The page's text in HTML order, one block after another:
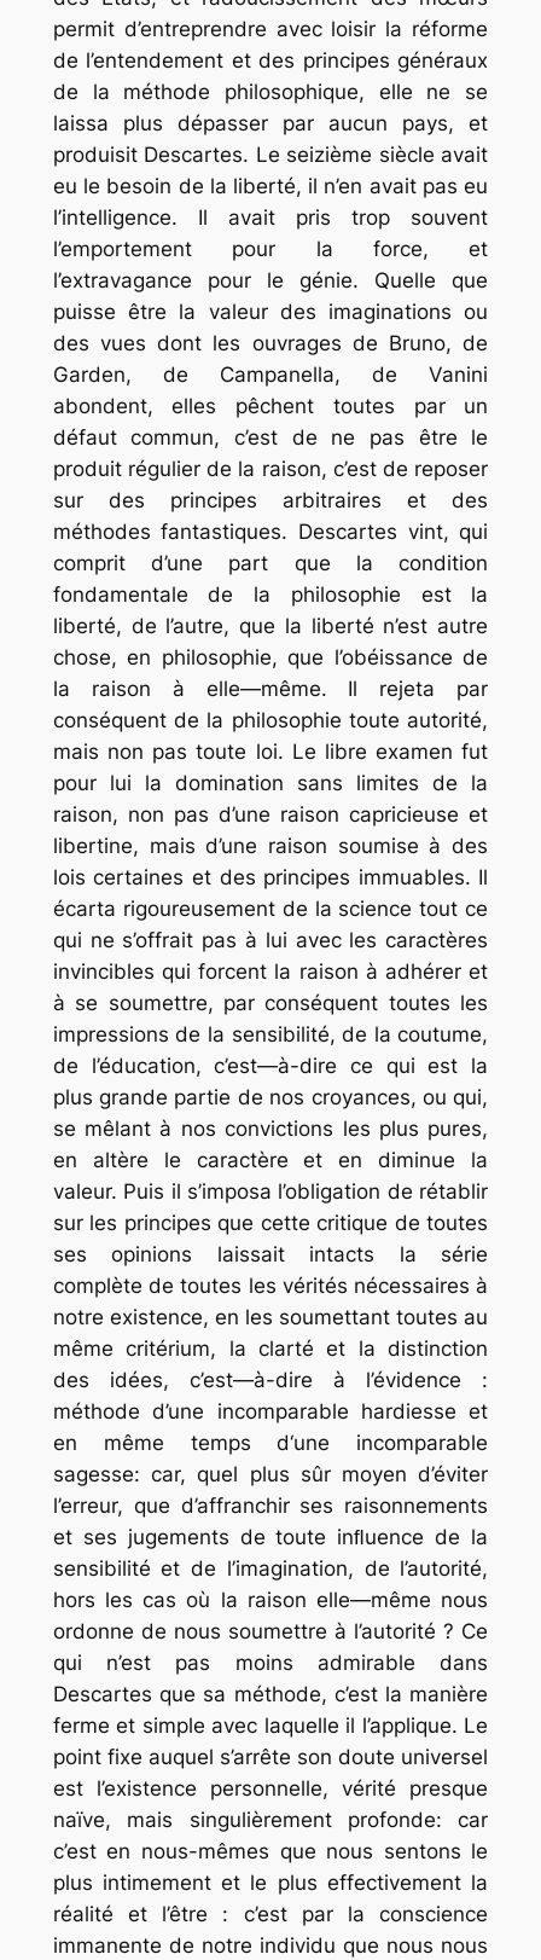
permit d’entreprendre avec loisir la réforme
de l’entendement et des principes généraux
de la méthode philosophique, elle ne se
laissa plus dépasser par aucun pays, et
produisit Descartes. Le seizième siècle avait
eu le besoin de la liberté, il n’en avait pas eu
l’intelligence. Il avait pris trop souvent
l’emportement pour la force, et
l’extravagance pour le génie. Quelle que
puisse être la valeur des imaginations ou
des vues dont les ouvrages de Bruno, de
Garden, de Campanella, de Vanini
abondent, elles pêchent toutes par un
défaut commun, c’est de ne pas être le
produit régulier de la raison, c’est de reposer
sur des principes arbitraires et des
méthodes fantastiques. Descartes vint, qui
comprit d’une part que la condition
fondamentale de la philosophie est la
liberté, de l’autre, que la liberté n’est autre
chose, en philosophie, que l’obéissance de
la raison à elle—même. Il rejeta par
conséquent de la philosophie toute autorité,
mais non pas toute loi. Le libre examen fut
pour lui la domination sans limites de la
raison, non pas d’une raison capricieuse et
libertine, mais d’une raison soumise à des
lois certaines et des principes immuables. Il
écarta rigoureusement de la science tout ce
qui ne s’offrait pas à lui avec les caractères
invincibles qui forcent la raison à adhérer et
à se soumettre, par conséquent toutes les
impressions de la sensibilité, de la coutume,
de l’éducation, c’est—à-dire ce qui est la
plus grande partie de nos croyances, ou qui,
se mêlant à nos convictions les plus pures,
en altère le caractère et en diminue la
valeur. Puis il s’imposa l’obligation de rétablir
sur les principes que cette critique de toutes
ses opinions laissait intacts la série
complète de toutes les vérités nécessaires à
notre existence, en les soumettant toutes au
même critérium, la clarté et la distinction
des idées, c’est—à-dire à l’évidence :
méthode d’une incomparable hardiesse et
en même temps d‘une incomparable
sagesse: car, quel plus sûr moyen d’éviter
l’erreur, que d’affranchir ses raisonnements
et ses jugements de toute inﬂuence de la
sensibilité et de l’imagination, de l’autorité,
hors les cas où la raison elle—même nous
ordonne de nous soumettre à l’autorité ? Ce
qui n’est pas moins admirable dans
Descartes que sa méthode, c’est la manière
ferme et simple avec laquelle il l’applique. Le
point fixe auquel s’arrête son doute universel
est l’existence personnelle, vérité presque
naïve, mais singulièrement profonde: car
c’est en nous-mêmes que nous sentons le
plus intimement et le plus effectivement la
réalité et l’être : c’est par la conscience
immanente de notre individu que nous nous